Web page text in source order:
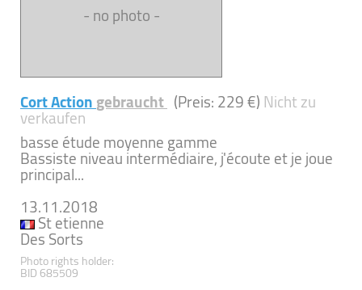
- no photo -
Cort Actiongebraucht (Preis: 229 €)Nicht zu
verkaufen
basse étude moyenne gamme
Bassiste niveau intermédiaire, j'écoute et je joue
principal...
13.11.2018
St etienne
Des Sorts
Photo rights holder:
BID 685509